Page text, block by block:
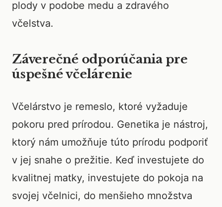
plody v podobe medu a zdravého
včelstva.
Záverečné odporúčania pre
úspešné včelárenie
Včelárstvo je remeslo, ktoré vyžaduje
pokoru pred prírodou. Genetika je nástroj,
ktorý nám umožňuje túto prírodu podporiť
v jej snahe o prežitie. Keď investujete do
kvalitnej matky, investujete do pokoja na
svojej včelnici, do menšieho množstva